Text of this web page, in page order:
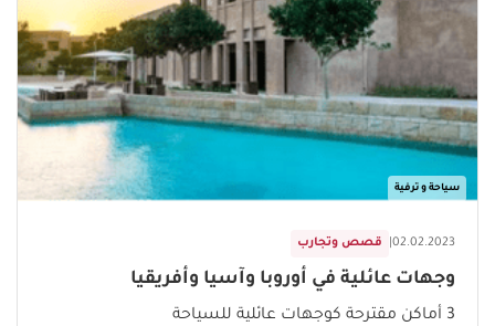
سياحة و ترفية
قصص وتجارب 02.02.2023
وجهات عائلية في أوروبا وآسيا وأفريقيا
3 أماكن مقترحة كوجهات عائلية للسياحة